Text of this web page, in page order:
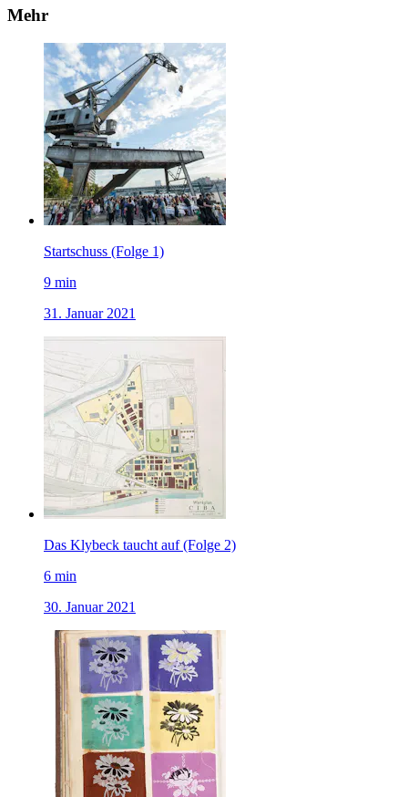
Mehr
Startschuss (Folge 1)
9 min
31. Januar 2021
Das Klybeck taucht auf (Folge 2)
6 min
30. Januar 2021